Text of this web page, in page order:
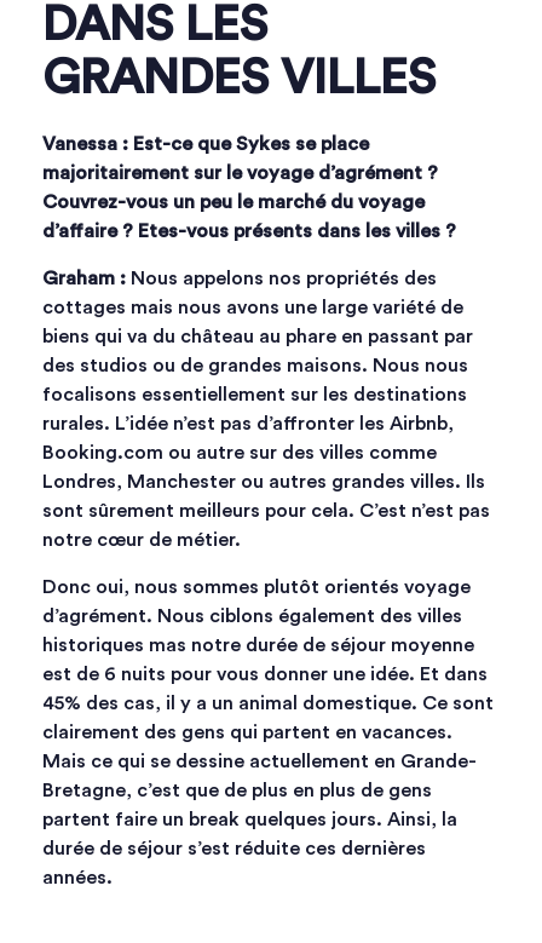
DANS LES
GRANDES VILLES
Vanessa : Est-ce que Sykes se place
majoritairement sur le voyage d’agrément ?
Couvrez-vous un peu le marché du voyage
d’affaire ? Etes-vous présents dans les villes ?
Graham : Nous appelons nos propriétés des
cottages mais nous avons une large variété de
biens qui va du château au phare en passant par
des studios ou de grandes maisons. Nous nous
focalisons essentiellement sur les destinations
rurales. L’idée n’est pas d’affronter les Airbnb,
Booking.com ou autre sur des villes comme
Londres, Manchester ou autres grandes villes. Ils
sont sûrement meilleurs pour cela. C’est n’est pas
notre cœur de métier.
Donc oui, nous sommes plutôt orientés voyage
d’agrément. Nous ciblons également des villes
historiques mas notre durée de séjour moyenne
est de 6 nuits pour vous donner une idée. Et dans
45% des cas, il y a un animal domestique. Ce sont
clairement des gens qui partent en vacances.
Mais ce qui se dessine actuellement en Grande-
Bretagne, c’est que de plus en plus de gens
partent faire un break quelques jours. Ainsi, la
durée de séjour s’est réduite ces dernières
années.